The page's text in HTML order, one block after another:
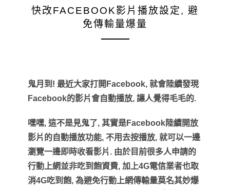
快改FACEBOOK影片播放設定, 避
免傳輸量爆量
鬼月到 ! 最近大家打開 Facebook, 就會陸續發現
Facebook的影片會自動播放, 讓人覺得毛毛的.
嘿嘿, 這不是見鬼了, 其實是Facebook陸續開放
影片的自動播放功能, 不用去按播放, 就可以一邊
瀏覽一邊即時收看影片 . 由於目前很多人申請的
行動上網並非吃到飽資費, 加上4G電信業者也取
消4G吃到飽, 為避免行動上網傳輸量莫名其妙爆